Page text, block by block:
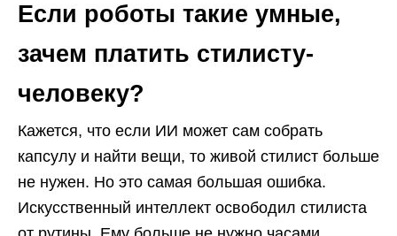
Если роботы такие умные,
зачем платить стилисту-
человеку?
Кажется, что если ИИ может сам собрать
капсулу и найти вещи, то живой стилист больше
не нужен. Но это самая большая ошибка.
Искусственный интеллект освободил стилиста